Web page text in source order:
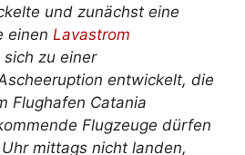
und zunächst eine
einen Lavastrom
zu einer
entwickelt, die
Flughafen Catania
Flugzeuge dürfen
mittags nicht landen,